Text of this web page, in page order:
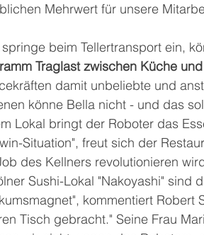
Mehrwert für unsere
beim Tellertransport ein,
Traglast zwischen Küche
damit unbeliebte und
könne Bella nicht - und das
Lokal bringt der Roboter das
Situation", freut sich der
des Kellners revolutionieren
Sushi-Lokal "Nakoyashi" sind
kommentiert Robert
Tisch gebracht." Seine Frau